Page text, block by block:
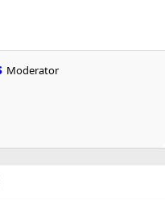
Moderator